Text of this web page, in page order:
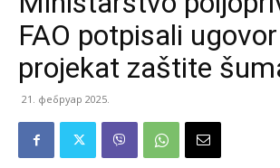
FAO potpisali
projekat zaštite
21. фебруар 2025.